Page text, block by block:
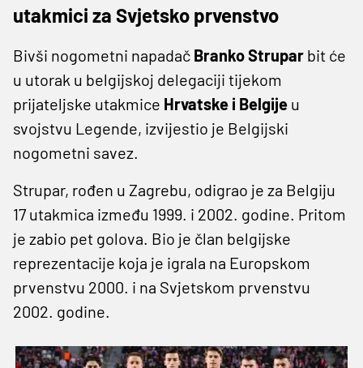
utakmici za Svjetsko prvenstvo
Bivši nogometni napadač Branko Strupar bit će
u utorak u belgijskoj delegaciji tijekom
prijateljske utakmice Hrvatske i Belgije u
svojstvu Legende, izvijestio je Belgijski
nogometni savez.
Strupar, rođen u Zagrebu, odigrao je za Belgiju
17 utakmica između 1999. i 2002. godine. Pritom
je zabio pet golova. Bio je član belgijske
reprezentacije koja je igrala na Europskom
prvenstvu 2000. i na Svjetskom prvenstvu
2002. godine.